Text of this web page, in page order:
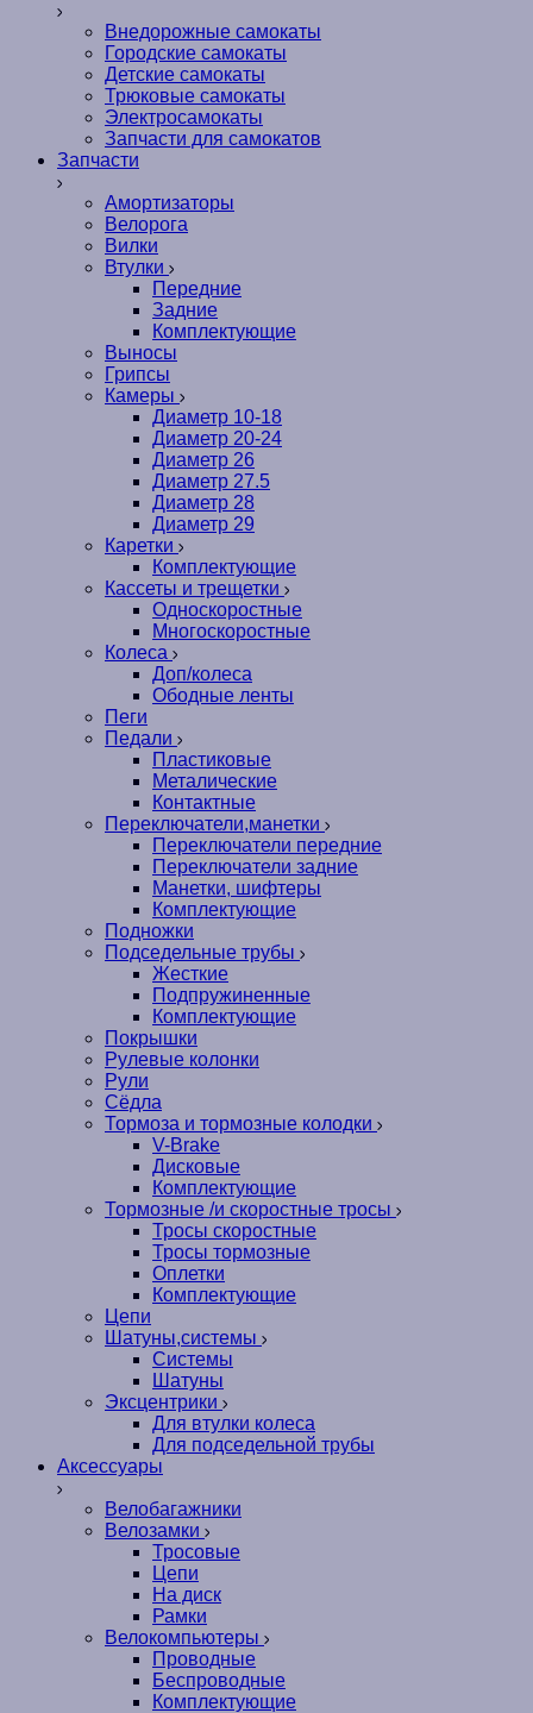
Внедорожные самокаты
Городские самокаты
Детские самокаты
Трюковые самокаты
Электросамокаты
Запчасти для самокатов
Запчасти
Амортизаторы
Велорога
Вилки
Втулки
Передние
Задние
Комплектующие
Выносы
Грипсы
Камеры
Диаметр 10-18
Диаметр 20-24
Диаметр 26
Диаметр 27.5
Диаметр 28
Диаметр 29
Каретки
Комплектующие
Кассеты и трещетки
Односкоростные
Многоскоростные
Колеса
Доп/колеса
Ободные ленты
Пеги
Педали
Пластиковые
Металические
Контактные
Переключатели,манетки
Переключатели передние
Переключатели задние
Манетки, шифтеры
Комплектующие
Подножки
Подседельные трубы
Жесткие
Подпружиненные
Комплектующие
Покрышки
Рулевые колонки
Рули
Сёдла
Тормоза и тормозные колодки
V-Brake
Дисковые
Комплектующие
Тормозные /и скоростные тросы
Тросы скоростные
Тросы тормозные
Оплетки
Комплектующие
Цепи
Шатуны,системы
Системы
Шатуны
Эксцентрики
Для втулки колеса
Для подседельной трубы
Аксессуары
Велобагажники
Велозамки
Тросовые
Цепи
На диск
Рамки
Велокомпьютеры
Проводные
Беспроводные
Комплектующие